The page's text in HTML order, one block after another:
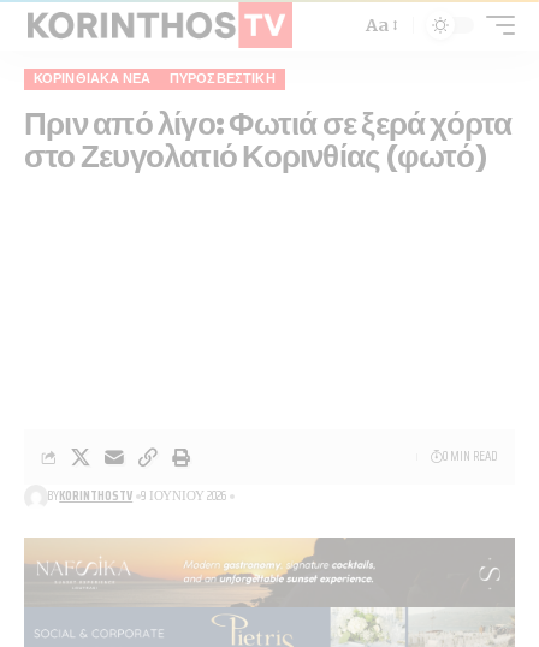
Aa
ΚΟΡΙΝΘΙΑΚΆ ΝΈΑ ΠΥΡΟΣΒΕΣΤΙΚΉ
Πριν από λίγο: Φωτιά σε ξερά χόρτα
στο Ζευγολατιό Κορινθίας (φωτό)
BYKORINTHOSTV 9 ΙΟΥΝΊΟΥ 2026
0 MIN READ